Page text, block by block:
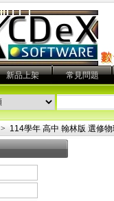
新品上架 常見問題
> 114學年 高中 翰林版 選修